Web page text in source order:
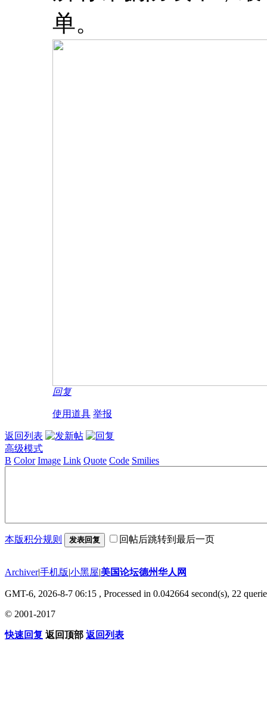
单。
回复
使用道具 举报
返回列表
高级模式
B Color Image Link Quote Code Smilies
本版积分规则 发表回复 回帖后跳转到最后一页
Archiver|手机版|小黑屋|美国论坛德州华人网
GMT-6, 2026-8-7 06:15 , Processed in 0.042664 second(s), 22
© 2001-2017
快速回复 返回顶部 返回列表